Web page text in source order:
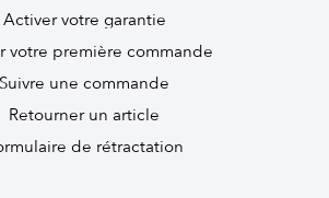
Activer votre garantie
votre première commande
Suivre une commande
Retourner un article
de rétractation